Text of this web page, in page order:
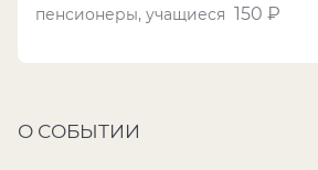
пенсионеры, учащиеся 150 ₽
О СОБЫТИИ